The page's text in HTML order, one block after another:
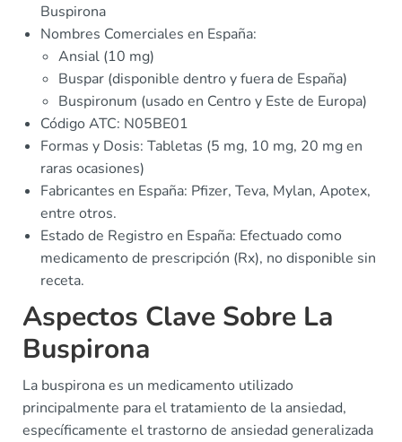
Buspirona
Nombres Comerciales en España:
Ansial (10 mg)
Buspar (disponible dentro y fuera de España)
Buspironum (usado en Centro y Este de Europa)
Código ATC: N05BE01
Formas y Dosis: Tabletas (5 mg, 10 mg, 20 mg en
raras ocasiones)
Fabricantes en España: Pfizer, Teva, Mylan, Apotex,
entre otros.
Estado de Registro en España: Efectuado como
medicamento de prescripción (Rx), no disponible sin
receta.
Aspectos Clave Sobre La
Buspirona
La buspirona es un medicamento utilizado
principalmente para el tratamiento de la ansiedad,
específicamente el trastorno de ansiedad generalizada